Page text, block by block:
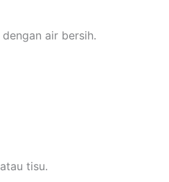
air bersih.
tisu.